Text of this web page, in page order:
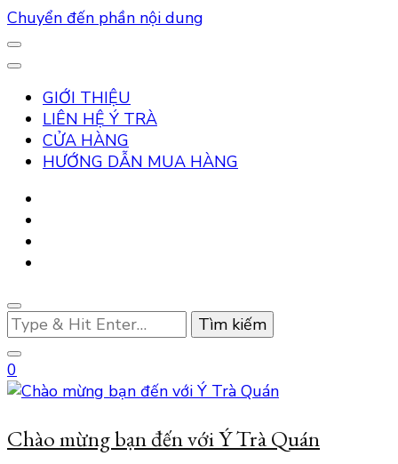
Chuyển đến phần nội dung
GIỚI THIỆU
LIÊN HỆ Ý TRÀ
CỬA HÀNG
HƯỚNG DẪN MUA HÀNG
Bạn
muốn
tìm
kiếm?
0
Chào mừng bạn đến với Ý Trà Quán